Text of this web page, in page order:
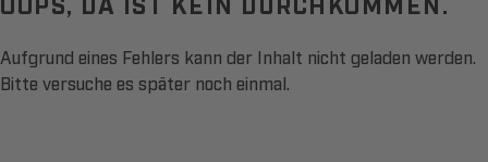
Aufgrund eines Fehlers kann der Inhalt nicht geladen werden.
Bitte versuche es später noch einmal.